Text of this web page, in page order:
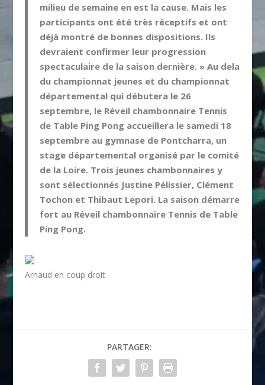
milieu de semaine en est la cause. Mais les
participants ont été très réceptifs et ont
déjà montré de bonnes dispositions. Ils
devraient confirmer leur progression
spectaculaire de la saison dernière. » Au dela
du championnat jeunes et du championnat
départemental qui débutera le 26
septembre, le Réveil chambonnaire Tennis
de Table Ping Pong accueillera le samedi 18
septembre au gymnase de Pontcharra, un
stage départemental organisé par le comité
de la Loire. Trois jeunes chambonnaires y
sont sélectionnés Justine Pélissier, Clément
Tochon et Thibaut Lepori. La saison démarre
fort au Réveil chambonnaire Tennis de Table
Ping Pong.
Arnaud en coup droit
PARTAGER: